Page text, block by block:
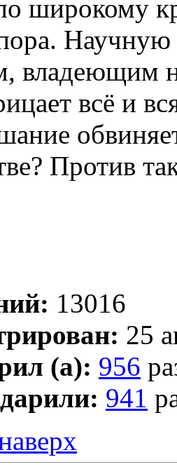
широкому
владеющим
всё и
Против
13016
25
(а): 956
941